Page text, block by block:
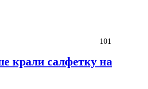
101
крали салфетку на